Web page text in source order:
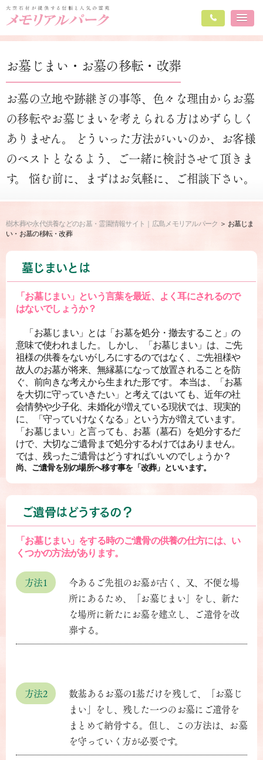
お墓じまい・お墓の移転・改葬
お墓の立地や跡継ぎの事等、色々な理由からお墓
の移転やお墓じまいを考えられる方はめずらしく
ありません。
どういった方法がいいのか、お客様
のベストとなるよう、ご一緒に検討させて頂きま
す。 悩む前に、まずはお気軽に、ご相談下さい。
樹木葬や永代供養などのお墓・霊園情報サイト｜広島メモリアルパーク
お墓じま
い・お墓の移転・改葬
墓じまいとは
「お墓じまい」という言葉を最近、よく耳にされるので
はないでしょうか？
「お墓じまい」とは「お墓を処分・撤去すること」の
意味で使われました。 しかし、「お墓じまい」は、ご先
祖様の供養をないがしろにするのではなく、ご先祖様や
故人のお墓が将来、無縁墓になって放置されることを防
ぐ、前向きな考えから生まれた形です。 本当は、「お墓
を大切に守っていきたい」と考えてはいても、近年の社
会情勢や少子化、未婚化が増えている現状では、現実的
に、「守っていけなくなる」という方が増えています。
「お墓じまい」と言っても、お墓（墓石）を処分するだ
けで、大切なご遺骨まで処分するわけではありません。
では、残ったご遺骨はどうすればいいのでしょうか？
尚、ご遺骨を別の場所へ移す事を「改葬」といいます。
ご遺骨はどうするの？
「お墓じまい」をする時のご遺骨の供養の仕方には、い
くつかの方法があります。
方法1
今あるご先祖のお墓が古く、又、不便な場
所にあるため、「お墓じまい」をし、新た
な場所に新たにお墓を建立し、ご遺骨を改
葬する。
方法2
数基あるお墓の1基だけを残して、「お墓じ
まい」をし、残した一つのお墓にご遺骨を
まとめて納骨する。但し、この方法は、お墓
を守っていく方が必要です。